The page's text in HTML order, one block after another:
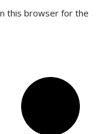
this browser for the